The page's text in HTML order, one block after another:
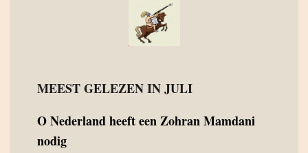
MEEST GELEZEN IN JULI
ONederland heeft een Zohran Mamdani
nodig